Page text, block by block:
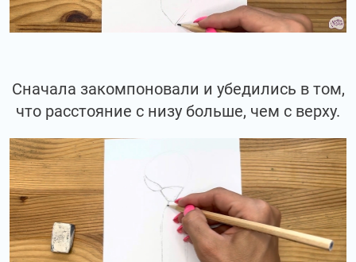
Сначала закомпоновали и убедились в том,
что расстояние с низу больше, чем с верху.